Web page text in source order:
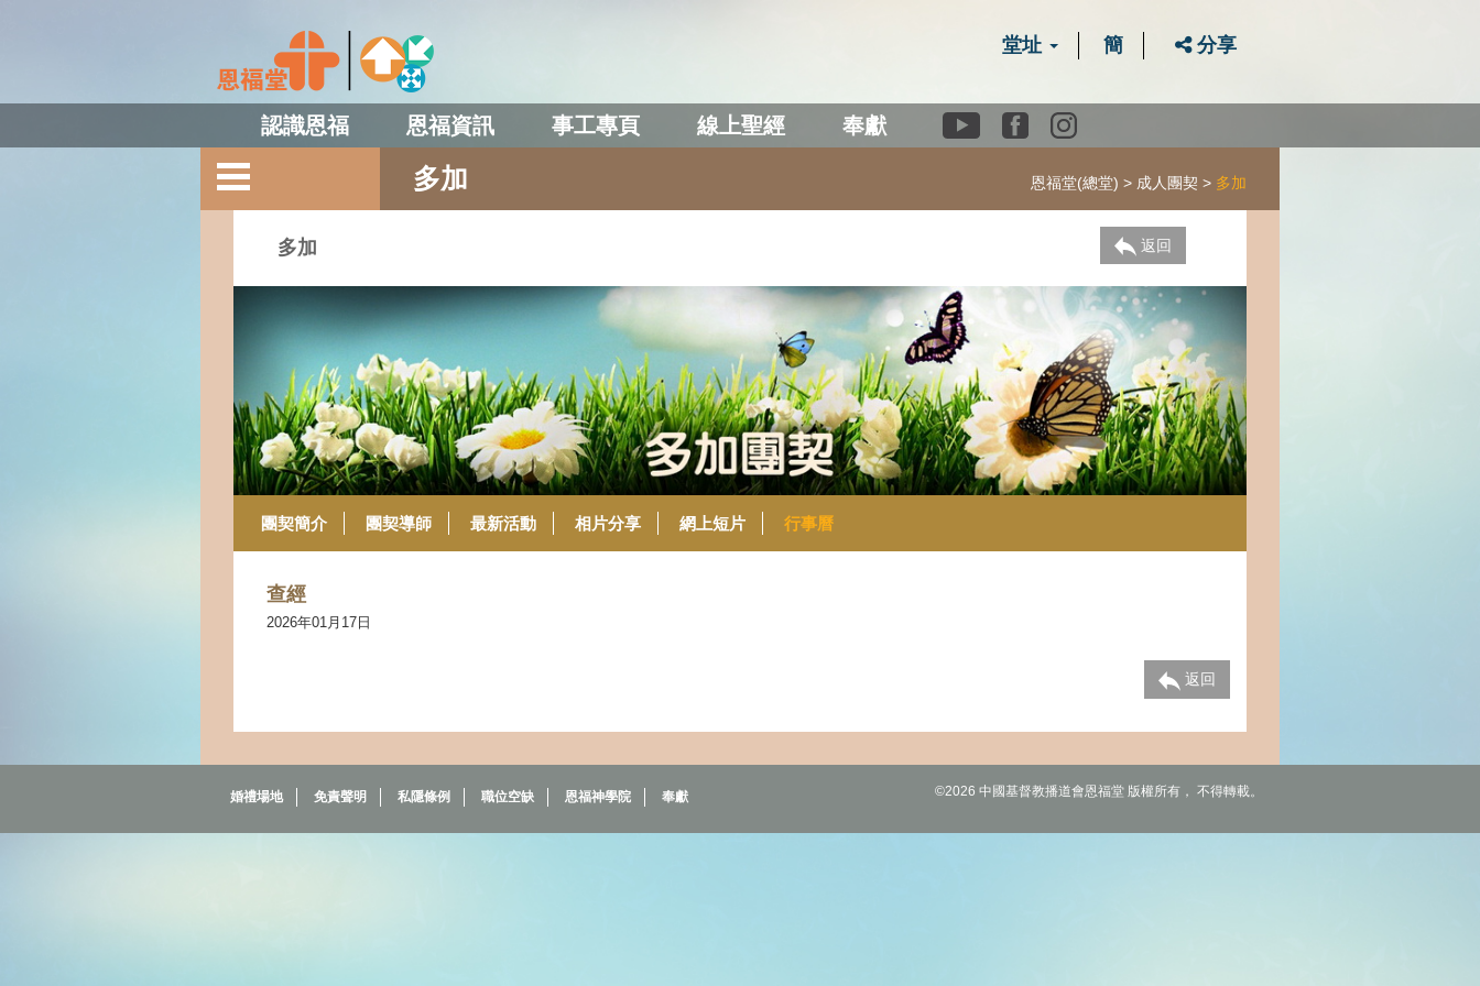
堂址 簡 分享
認識恩福 恩福資訊 事工專頁 線上聖經 奉獻
YoutubeFacebook
多加 恩福堂(總堂) 成人團契 多加
多加 返回
團契簡介 團契導師 最新活動 相片分享 網上短片 行事曆
查經
2026年01月17日
返回
婚禮場地 免責聲明 私隱條例 職位空缺 恩福神學院 奉獻 ©2026 中國基督教播道會恩福堂 版權所有， 不得轉載。